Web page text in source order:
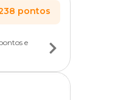
pontos
e